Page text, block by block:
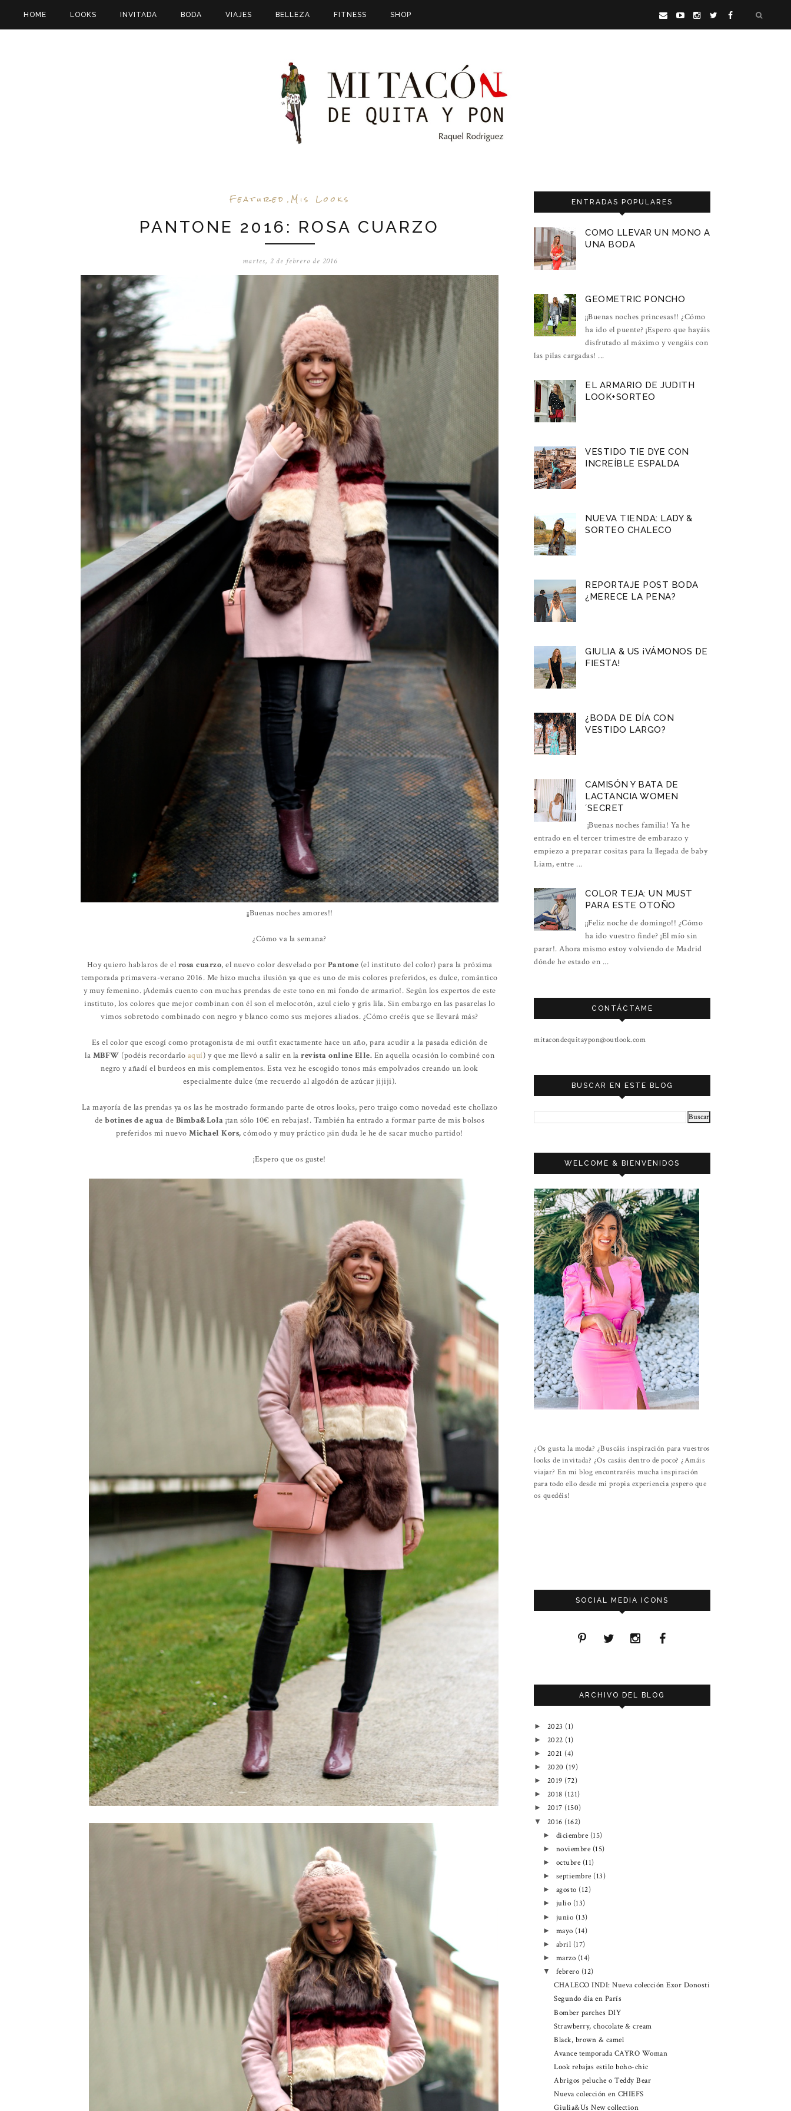
HOME LOOKS INVITADA BODA VIAJES BELLEZA FITNESS SHOP
Featured , Mis Looks
PANTONE 2016: ROSA CUARZO
martes, 2 de febrero de 2016
¡¡Buenas noches amores!!
¿Cómo va la semana?
Hoy quiero hablaros de el rosa cuarzo, el nuevo color desvelado por Pantone (el instituto del color) para la próxima
temporada primavera-verano 2016. Me hizo mucha ilusión ya que es uno de mis colores preferidos, es dulce, romántico
y muy femenino. ¡Además cuento con muchas prendas de este tono en mi fondo de armario!. Según los expertos de este
instituto, los colores que mejor combinan con él son el melocotón, azul cielo y gris lila. Sin embargo en las pasarelas lo
vimos sobretodo combinado con negro y blanco como sus mejores aliados. ¿Cómo creéis que se llevará más?
Es el color que escogí como protagonista de mi outfit exactamente hace un año, para acudir a la pasada edición de
la MBFW (podéis recordarlo aquí) y que me llevó a salir en la revista online Elle. En aquella ocasión lo combiné con
negro y añadí el burdeos en mis complementos. Esta vez he escogido tonos más empolvados creando un look
especialmente dulce (me recuerdo al algodón de azúcar jijiji).
La mayoría de las prendas ya os las he mostrado formando parte de otros looks, pero traigo como novedad este chollazo
debotines de agua de Bimba&Lola ¡tan sólo 10€ en rebajas!. También ha entrado a formar parte de mis bolsos
preferidos mi nuevoMichael Kors,cómodo y muy práctico ¡sin duda le he de sacar mucho partido!
¡Espero que os guste!
ENTRADAS POPULARES
COMO LLEVAR UN MONO A
UNA BODA
GEOMETRIC PONCHO
¡¡Buenas noches princesas!! ¿Cómo
ha ido el puente? ¡Espero que hayáis
disfrutado al máximo y vengáis con
las pilas cargadas! ...
EL ARMARIO DE JUDITH
LOOK+SORTEO
VESTIDO TIE DYE CON
INCREÍBLE ESPALDA
NUEVA TIENDA: LADY &
SORTEO CHALECO
REPORTAJE POST BODA
¿MERECE LA PENA?
GIULIA & US ¡VÁMONOS DE
FIESTA!
¿BODA DE DÍA CON
VESTIDO LARGO?
CAMISÓN Y BATA DE
LACTANCIA WOMEN
´SECRET
¡Buenas noches familia! Ya he
entrado en el tercer trimestre de embarazo y
empiezo a preparar cositas para la llegada de baby
Liam, entre ...
COLOR TEJA: UN MUST
PARA ESTE OTOÑO
¡¡Feliz noche de domingo!! ¿Cómo
ha ido vuestro finde? ¡El mío sin
parar!. Ahora mismo estoy volviendo de Madrid
dónde he estado en ...
CONTÁCTAME
mitacondequitaypon@outlook.com
BUSCAR EN ESTE BLOG
WELCOME & BIENVENIDOS
¿Os gusta la moda? ¿Buscáis inspiración para vuestros
looks de invitada? ¿Os casáis dentro de poco? ¿Amáis
viajar? En mi blog encontraréis mucha inspiración
para todo ello desde mi propia experiencia ¡espero que
os quedéis!
SOCIAL MEDIA ICONS
ARCHIVO DEL BLOG
► 2023 (1)
► 2022 (1)
► 2021 (4)
► 2020 (19)
► 2019 (72)
► 2018 (121)
► 2017 (150)
▼ 2016 (162)
► diciembre (15)
► noviembre (15)
► octubre (11)
► septiembre (13)
► agosto (12)
► julio (13)
► junio (13)
► mayo (14)
► abril (17)
► marzo (14)
▼ febrero (12)
CHALECO INDI: Nueva colección Exor Donosti
Segundo día en París
Bomber parches DIY
Strawberry, chocolate & cream
Black, brown & camel
Avance temporada CAYRO Woman
Look rebajas estilo boho-chic
Abrigos peluche o Teddy Bear
Nueva colección en CHIEFS
Giulia&Us New collection